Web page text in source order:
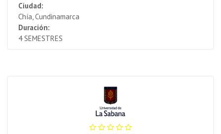
Ciudad:
Chía, Cundinamarca
Duración:
4 SEMESTRES